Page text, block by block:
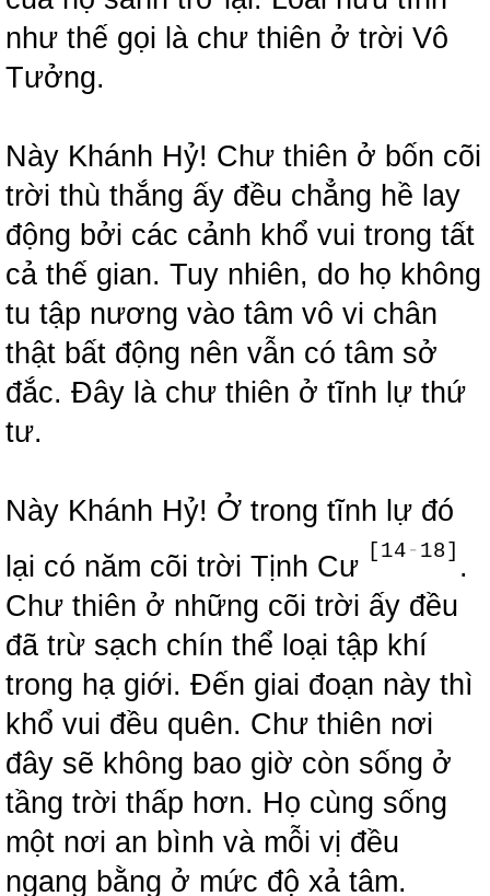
như thế gọi là chư thiên ở trời Vô
Tưởng.
Này Khánh Hỷ! Chư thiên ở bốn cõi
trời thù thắng ấy đều chẳng hề lay
động bởi các cảnh khổ vui trong tất
cả thế gian. Tuy nhiên, do họ không
tu tập nương vào tâm vô vi chân
thật bất động nên vẫn có tâm sở
đắc. Đây là chư thiên ở tĩnh lự thứ
tư.
Này Khánh Hỷ! Ở trong tĩnh lự đó
lại có năm cõi trời Tịnh Cư [14- 18] .
Chư thiên ở những cõi trời ấy đều
đã trừ sạch chín thể loại tập khí
trong hạ giới. Đến giai đoạn này thì
khổ vui đều quên. Chư thiên nơi
đây sẽ không bao giờ còn sống ở
tầng trời thấp hơn. Họ cùng sống
một nơi an bình và mỗi vị đều
ngang bằng ở mức độ xả tâm.